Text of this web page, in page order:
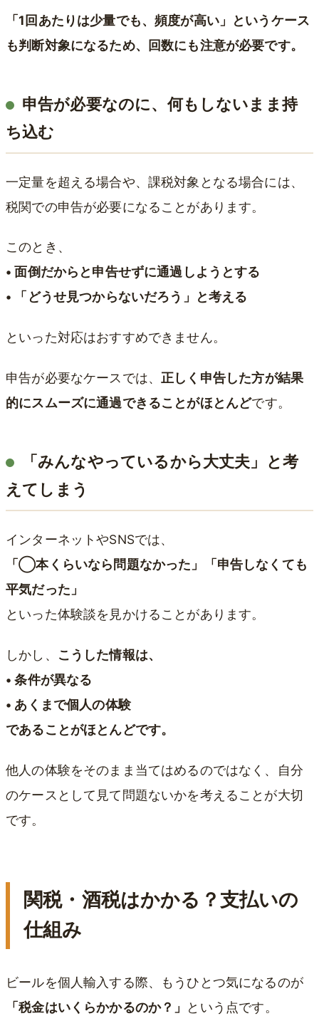
「1回あたりは少量でも、頻度が高い」というケース
も判断対象になるため、回数にも注意が必要です。
申告が必要なのに、何もしないまま持
ち込む
一定量を超える場合や、課税対象となる場合には、
税関での申告が必要になることがあります。
このとき、
• 面倒だからと申告せずに通過しようとする
• 「どうせ見つからないだろう」と考える
といった対応はおすすめできません。
申告が必要なケースでは、正しく申告した方が結果
的にスムーズに通過できることがほとんどです。
「みんなやっているから大丈夫」と考
えてしまう
インターネットやSNSでは、
「◯本くらいなら問題なかった」「申告しなくても
平気だった」
といった体験談を見かけることがあります。
しかし、
こうした情報は、
• 条件が異なる
• あくまで個人の体験
であることがほとんどです。
他人の体験をそのまま当てはめるのではなく、自分
のケースとして見て問題ないかを考えることが大切
です。
関税・酒税はかかる？支払いの
仕組み
ビールを個人輸入する際、もうひとつ気になるのが
「税金はいくらかかるのか？」
という点です。